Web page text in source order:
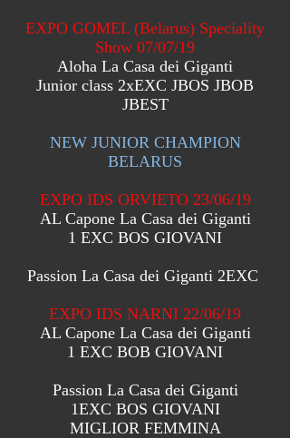
EXPO GOMEL (Belarus) Speciality
Show 07/07/19
Aloha La Casa dei Giganti
Junior class 2xEXC JBOS JBOB
JBEST
NEW JUNIOR CHAMPION
BELARUS
EXPO IDS ORVIETO 23/06/19
AL Capone La Casa dei Giganti
1 EXC BOS GIOVANI
Passion La Casa dei Giganti 2EXC
EXPO IDS NARNI 22/06/19
AL Capone La Casa dei Giganti
1 EXC BOB GIOVANI
Passion La Casa dei Giganti
1EXC BOS GIOVANI
MIGLIOR FEMMINA